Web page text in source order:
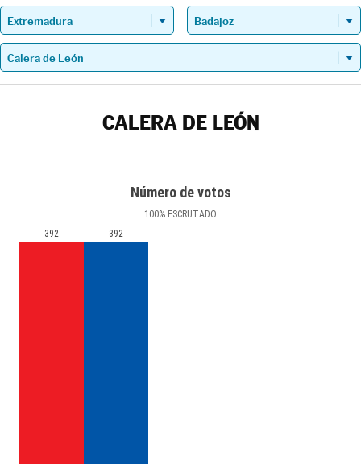
CALERA DE LEÓN
Número de votos
100% ESCRUTADO
392 392